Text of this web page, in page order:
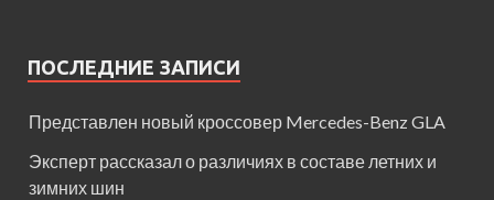
ПОСЛЕДНИЕ ЗАПИСИ
Представлен новый кроссовер Mercedes-Benz GLA
Эксперт рассказал о различиях в составе летних и
зимних шин